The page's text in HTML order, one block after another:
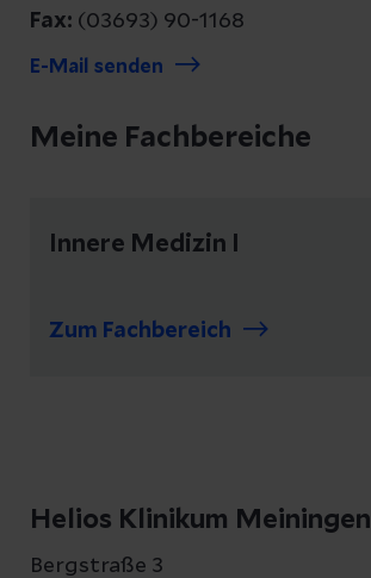
Fax: (03693) 90-1168
E-Mail senden
Meine Fachbereiche
Innere Medizin I
Zum Fachbereich
Helios Klinikum Meiningen
Bergstraße 3